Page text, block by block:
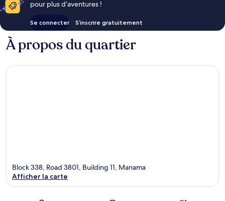
pour plus d’aventures !
Se connecter S’inscrire gratuitement
À propos du quartier
Block 338, Road 3801, Building 11, Manama
Afficher la carte